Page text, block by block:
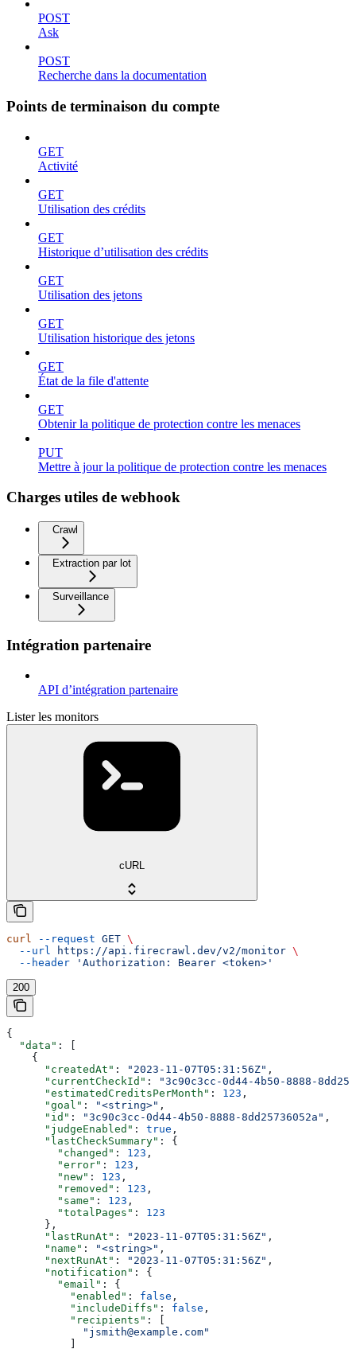
POST
Ask
POST
Recherche dans la documentation
Points de terminaison du compte
GET
Activité
GET
Utilisation des crédits
GET
Historique d’utilisation des crédits
GET
Utilisation des jetons
GET
Utilisation historique des jetons
GET
État de la file d'attente
GET
Obtenir la politique de protection contre les menaces
PUT
Mettre à jour la politique de protection contre les menaces
Charges utiles de webhook
Crawl
Extraction par lot
Surveillance
Intégration partenaire
API d’intégration partenaire
Lister les monitors
cURL
curl --request GET \
  --url
https://api.firecrawl.dev/v2/monitor \
  --header
'Authorization: Bearer <token>'
200
{
  "data"
: [
    {
      "createdAt"
: "2023-11-07T05:31:56Z" ,
      "currentCheckId"
:
"3c90c3cc-0d44-4b50-8888-
      "estimatedCreditsPerMonth"
: 123 ,
      "goal"
: "<string>" ,
      "id"
: "3c90c3cc-0d44-4b50-8888-8dd25736052a" ,
      "judgeEnabled"
: true ,
      "lastCheckSummary"
: {
        "changed"
: 123 ,
        "error"
: 123 ,
        "new"
: 123 ,
        "removed"
: 123 ,
        "same"
: 123 ,
        "totalPages"
: 123
      },
      "lastRunAt"
: "2023-11-07T05:31:56Z" ,
      "name"
: "<string>" ,
      "nextRunAt"
: "2023-11-07T05:31:56Z" ,
      "notification"
: {
        "email"
: {
          "enabled"
: false ,
          "includeDiffs"
: false ,
          "recipients"
: [
            "jsmith@example.com"